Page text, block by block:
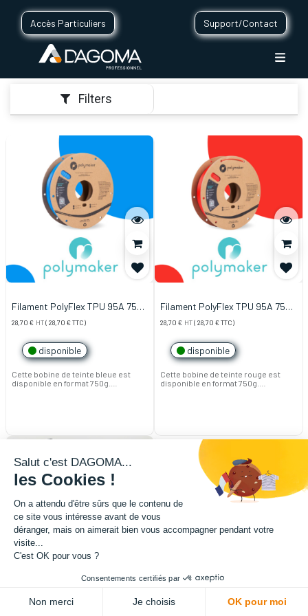
Accès Particuliers Support/Contact
Filters
Filament PolyFlex TPU 95A 750g
1.75mm - Bleu
28,70 € HT( 28,70 €TTC)
disponible
Cette bobine de teinte bleue est
disponible en format 750g.
Filament PolyFlex TPU 95A 750g
1.75mm - Rouge
28,70 € HT( 28,70 €TTC)
disponible
Cette bobine de teinte rouge est
disponible en format 750g.
Imprimante 3D DISCO ULTIMATE
Filament Filo 3D EXPERT PLA
Salut c'est DAGOMA...
les Cookies !
On a attendu d'être sûrs que le contenu de
ce site vous intéresse avant de vous
déranger, mais on aimerait bien vous accompagner pendant votre
visite...
C'est OK pour vous ?
Consentements certifiés par
Non merci Je choisis OK pour moi